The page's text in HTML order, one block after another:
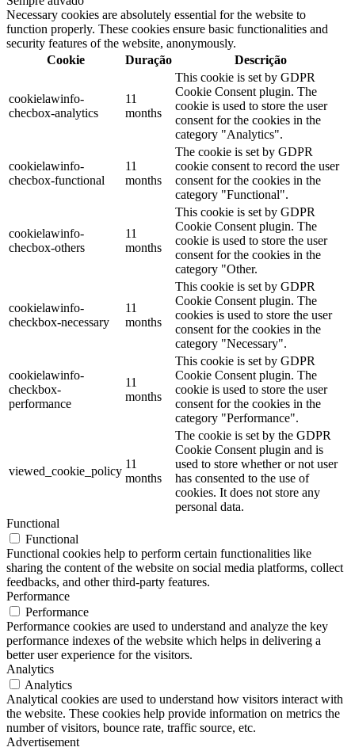
Necessary cookies are absolutely essential for the website to
function properly. These cookies ensure basic functionalities and
security features of the website, anonymously.
Cookie
Duração Descrição
cookielawinfo-
checbox-analytics
11
months
This cookie is set by GDPR
Cookie Consent plugin. The
cookie is used to store the user
consent for the cookies in the
category "Analytics".
cookielawinfo-
checbox-functional
11
months
The cookie is set by GDPR
cookie consent to record the user
consent for the cookies in the
category "Functional".
cookielawinfo-
checbox-others
11
months
This cookie is set by GDPR
Cookie Consent plugin. The
cookie is used to store the user
consent for the cookies in the
category "Other.
cookielawinfo-
checkbox-necessary
11
months
This cookie is set by GDPR
Cookie Consent plugin. The
cookies is used to store the user
consent for the cookies in the
category "Necessary".
cookielawinfo-
checkbox-
performance
11
months
This cookie is set by GDPR
Cookie Consent plugin. The
cookie is used to store the user
consent for the cookies in the
category "Performance".
viewed_cookie_policy
11
months
The cookie is set by the GDPR
Cookie Consent plugin and is
used to store whether or not user
has consented to the use of
cookies. It does not store any
personal data.
Functional
Functional
Functional cookies help to perform certain functionalities like
sharing the content of the website on social media platforms, collect
feedbacks, and other third-party features.
Performance
Performance
Performance cookies are used to understand and analyze the key
performance indexes of the website which helps in delivering a
better user experience for the visitors.
Analytics
Analytics
Analytical cookies are used to understand how visitors interact with
the website. These cookies help provide information on metrics the
number of visitors, bounce rate, traffic source, etc.
Advertisement